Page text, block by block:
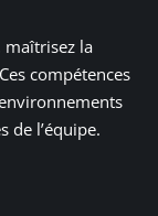
maîtrisez la
compétences
de l’équipe.